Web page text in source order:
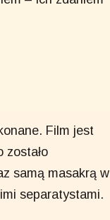
Film jest
zostało
samą masakrą w
separatystami.